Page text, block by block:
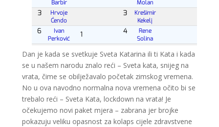
Dan je kada se svetkuje Sveta Katarina ili ti Kata i kada
se u našem narodu znalo reći – Sveta kata, snijeg na
vrata, čime se obilježavalo početak zimskog vremena.
No u ova navodno normalna nova vremena očito bi se
trebalo reći – Sveta Kata, lockdown na vrata! Je
očekujemo novi paket mjera – zabrana jer brojke
pokazuju veliku opasnost za kolaps cijele zdravstvene